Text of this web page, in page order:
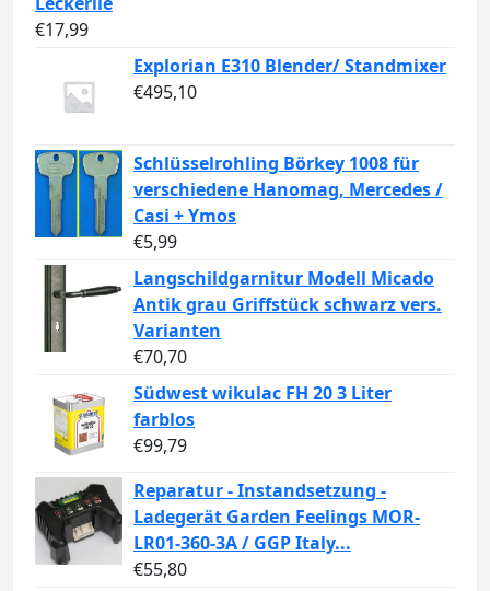
€17,99
Explorian E310 Blender/ Standmixer
€495,10
Schlüsselrohling Börkey 1008 für
verschiedene Hanomag, Mercedes /
Casi + Ymos
€5,99
Langschildgarnitur Modell Micado
Antik grau Griffstück schwarz vers.
Varianten
€70,70
Südwest wikulac FH 20 3 Liter
farblos
€99,79
Reparatur - Instandsetzung -
Ladegerät Garden Feelings MOR-
LR01-360-3A / GGP Italy...
€55,80